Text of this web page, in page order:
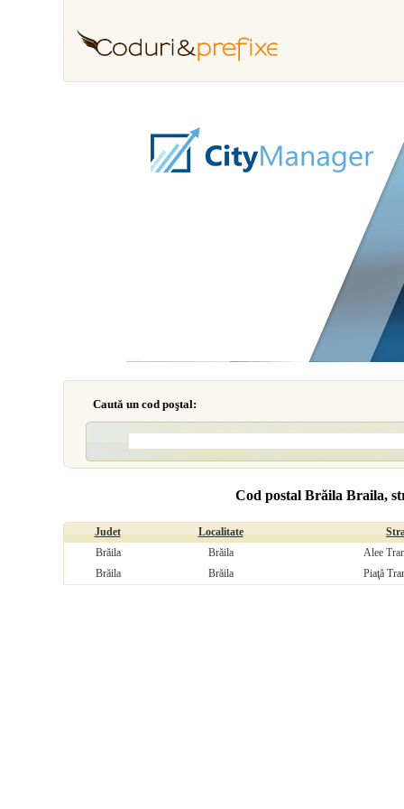
Caută un cod poştal:
Cod postal Brăila Braila,
Judet Localitate
Brăila
Brăila
Alee
Brăila
Brăila Piaţă